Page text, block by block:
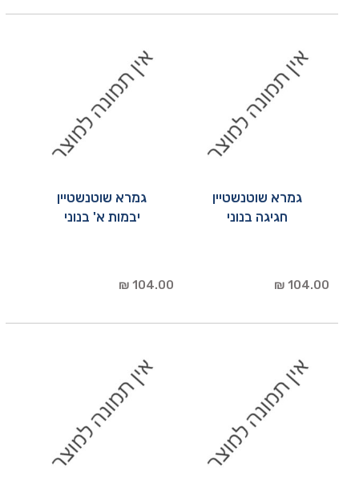
גמרא שוטנשטיין
חגיגה בנוני
104.00 ₪
גמרא שוטנשטיין
יבמות א' בנוני
104.00 ₪